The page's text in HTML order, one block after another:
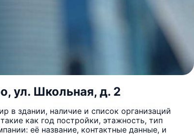
ул. Школьная, д. 2
в здании, наличие и список организаций
как год постройки, этажность, тип
её название, контактные данные, и